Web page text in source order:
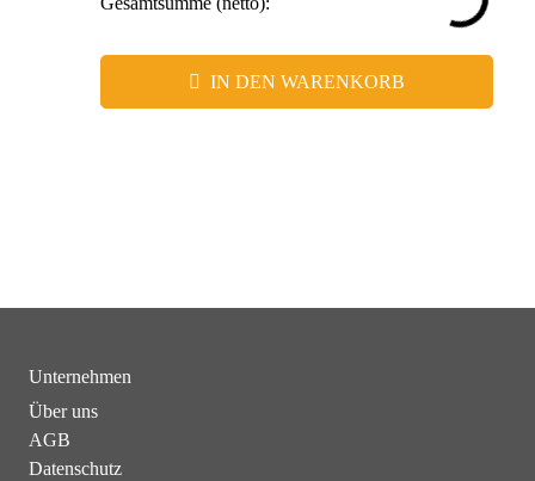
IN DEN WARENKORB
Unternehmen
Über uns
AGB
Datenschutz